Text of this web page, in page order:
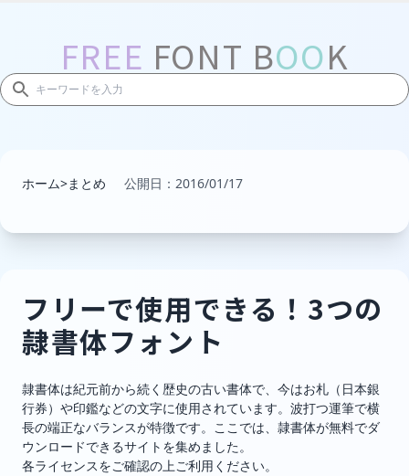
FREE FONT BOOK
ホーム>まとめ 公開日： 2016/01/17
フリーで使用できる！3つの
隷書体フォント
隷書体は紀元前から続く歴史の古い書体で、今はお札（日本銀
行券）や印鑑などの文字に使用されています。波打つ運筆で横
長の端正なバランスが特徴です。ここでは、隷書体が無料でダ
ウンロードできるサイトを集めました。
各ライセンスをご確認の上ご利用ください。